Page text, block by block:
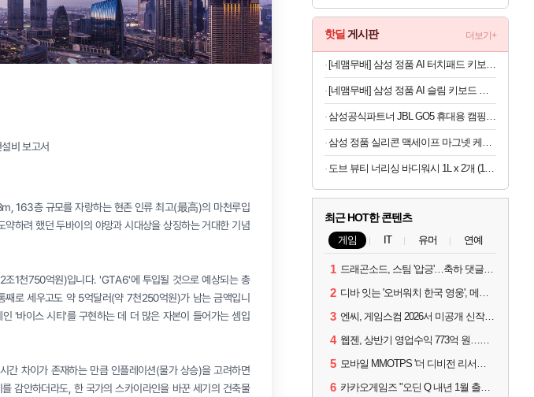
비 보고서
163층 규모를 자랑하는 현존 인류 최고(最高)의 마천루입
하려 했던 두바이의 야망과 시대상을 상징하는 거대한 기념
조1천750억원)입니다. 'GTA6'에 투입될 것으로 예상되는 총
로 세우고도 약 5억달러(약 7천250억원)가 남는 금액입니
'바이스 시티'를 구현하는 데 더 많은 자본이 들어가는 셈입
차이가 존재하는 만큼 인플레이션(물가 상승)을 고려하면
감안하더라도, 한 국가의 스카이라인을 바꾼 세기의 건축물
핫딜 게시판 더보기+
[네맴무배] 삼성 정품 AI 터치패드 키보드 북커버 케이스 블랙, 갤럭시 탭 S10 FE 플러스
[네맴무배] 삼성 정품 AI 슬림 키보드 북커버 케이스 블랙, 갤럭시 탭 S11
삼성공식파트너 JBL GO5 휴대용 캠핑용 블루투스 스피커 퍼플
삼성 정품 실리콘 맥세이프 마그넷 케이스 커버 크림, 갤럭시Z 폴드8
도브 뷰티 너리싱 바디워시 1L x 2개 (1개당 6,800원)
최근 HOT한 콘텐츠
게임 IT 유머 연예
1 드래곤소드, 스팀 '압긍'…축하 댓글 달고 게임 코드 받자!
2 디바 잇는 '오버워치 한국 영웅', 메카 파일럿 디몬 나온다
3 엔씨, 게임스컴 2026서 미공개 신작 최초 공개
4 웹젠, 상반기 영업수익 773억 원…순이익 89% 증가
5 모바일 MMOTPS '더 디비전 리서전스', 6일 스팀에도 출시
6 카카오게임즈 "오딘 Q 내년 1월 출시, 연기는 없다"